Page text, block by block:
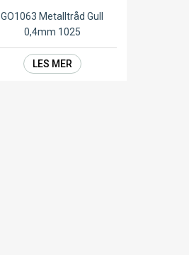
GO1063 Metalltråd Gull
0,4mm 1025
LES MER